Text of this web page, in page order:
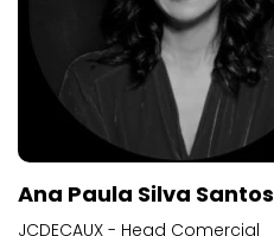
Ana Paula Silva Santos
JCDECAUX - Head Comercial